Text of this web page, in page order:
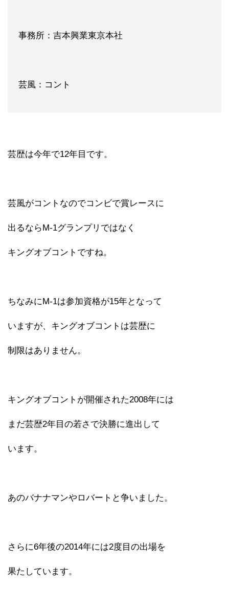
事務所：吉本興業東京本社
芸風：コント
芸歴は今年で12年目です。
芸風がコントなのでコンビで賞レースに
出るならM-1グランプリではなく
キングオブコントですね。
ちなみにM-1は参加資格が15年となって
いますが、キングオブコントは芸歴に
制限はありません。
キングオブコントが開催された2008年には
まだ芸歴2年目の若さで決勝に進出して
います。
あのバナナマンやロバートと争いました。
さらに6年後の2014年には2度目の出場を
果たしています。